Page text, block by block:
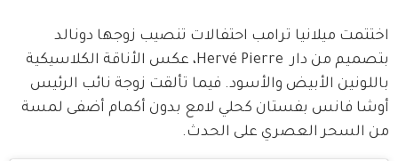
اختتمت ميلانيا ترامب احتفالات تنصيب زوجها دونالد
بتصميم من دار  Hervé Pierre، عكس الأناقة الكلاسيكية
باللونين الأبيض والأسود. فيما تألقت زوجة نائب الرئيس
أوشا فانس بفستان كحلي لامع بدون أكمام أضفى لمسة
من السحر العصري على الحدث.